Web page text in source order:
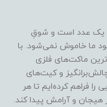
یک عدد است و شوقِ
ما خاموش نمی‌شود. با
ماکت‌های فلزی
و کیت‌های
فراهم کرده‌ایم تا هر
هیجان و آرامش پیدا کند.